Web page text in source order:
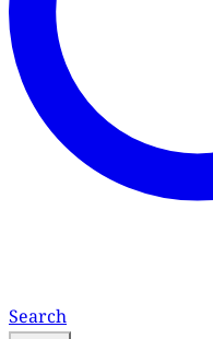
Search